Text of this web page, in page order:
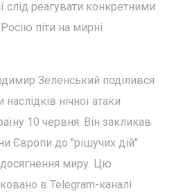
слід реагувати конкретними
піти на мирні
Зеленський поділився
нічної атаки
10 червня. Він закликав
Європи до "рішучих дій"
миру. Цю
в Telegram-каналі